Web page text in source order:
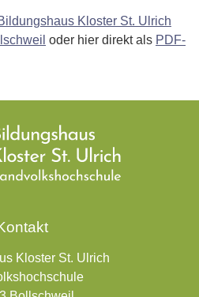
Kloster St. Ulrich
oder hier direkt als PDF-
Kloster St. Ulrich